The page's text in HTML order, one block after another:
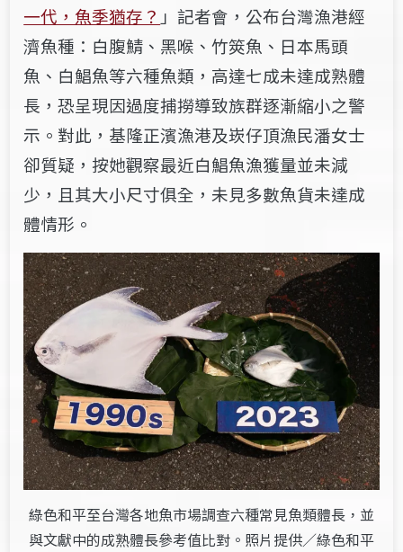
一代，魚季猶存？ 」記者會，公布台灣漁港經
濟魚種：白腹鯖、黑喉、竹筴魚、日本馬頭
魚、白鯧魚等六種魚類，高達七成未達成熟體
長，恐呈現因過度捕撈導致族群逐漸縮小之警
示。對此，基隆正濱漁港及崁仔頂漁民潘女士
卻質疑，按她觀察最近白鯧魚漁獲量並未減
少，且其大小尺寸俱全，未見多數魚貨未達成
體情形。
綠色和平至台灣各地魚市場調查六種常見魚類體長，並
與文獻中的成熟體長參考值比對。照片提供／綠色和平